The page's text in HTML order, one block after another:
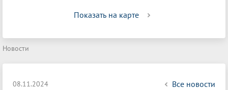
Показать на карте
Новости
08.11.2024 Все новости